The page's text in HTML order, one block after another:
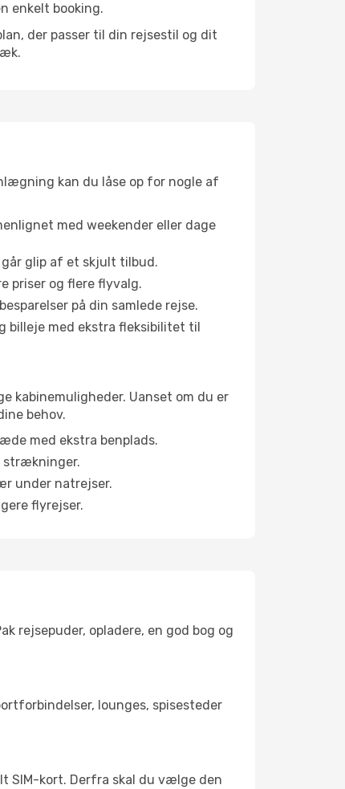
enkelt booking.
der passer til din rejsestil og dit
kan du låse op for nogle af
med weekender eller dage
går glip af et skjult tilbud.
priser og flere flyvalg.
på din samlede rejse.
billeje med ekstra fleksibilitet til
kabinemuligheder. Uanset om du er
behov.
med ekstra benplads.
strækninger.
under natrejser.
flyrejser.
rejsepuder, opladere, en god bog og
lounges, spisesteder
SIM-kort. Derfra skal du vælge den